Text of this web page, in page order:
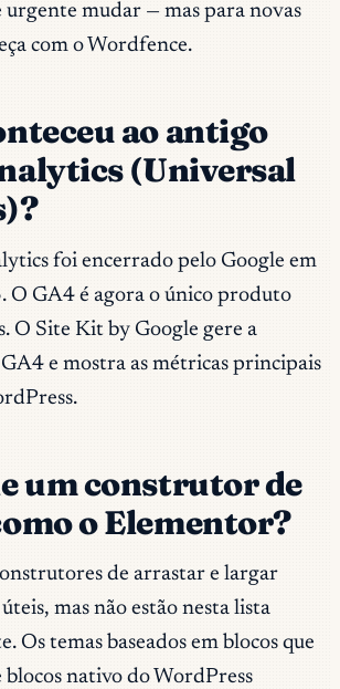
urgente mudar — mas para novas
com o Wordfence.
ao antigo
(Universal
foi encerrado pelo Google em
O GA4 é agora o único produto
O Site Kit by Google gere a
e mostra as métricas principais
um construtor de
o Elementor?
de arrastar e largar
mas não estão nesta lista
Os temas baseados em blocos que
nativo do WordPress